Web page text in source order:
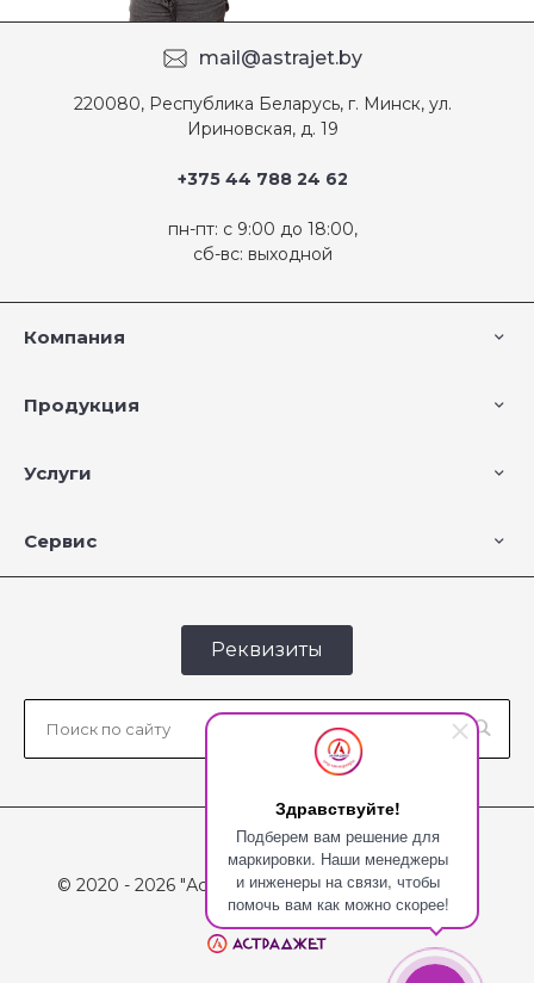
Здравствуйте!
Подберем вам решение для
маркировки. Наши менеджеры
и инженеры на связи, чтобы
помочь вам как можно скорее!
mail@astrajet.by
220080, Республика Беларусь, г. Минск, ул.
Ириновская, д. 19
+375 44 788 24 62
пн-пт: с 9:00 до 18:00,
сб-вс: выходной
Компания
Продукция
Услуги
Сервис
Реквизиты
© 2020 - 2026 "Астраджет", Все права защищены